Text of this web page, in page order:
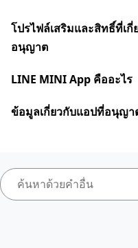
โปรไฟล์เสริมและสิทธิ์ที่เ
อนุญาต
LINE MINI App คืออะไร
ข้อมูลเกี่ยวกับแอปที่อนุญา